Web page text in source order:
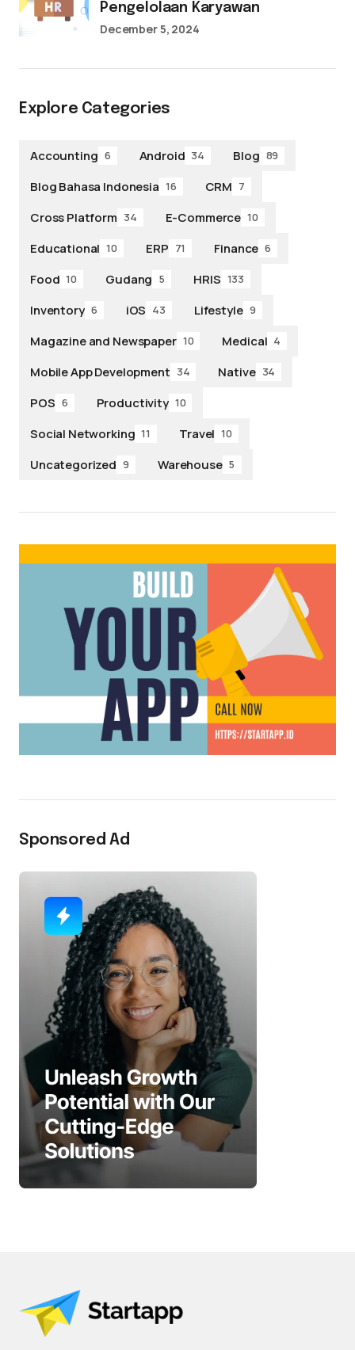
Pengelolaan Karyawan
December 5, 2024
Explore Categories
Accounting 6 Android 34 Blog 89
Blog Bahasa Indonesia 16 CRM 7
Cross Platform 34 E-Commerce 10
Educational 10 ERP 71 Finance 6
Food 10 Gudang 5 HRIS 133
Inventory 6 iOS 43 Lifestyle 9
Magazine and Newspaper 10 Medical 4
Mobile App Development 34 Native 34
POS 6 Productivity 10
Social Networking 11 Travel 10
Uncategorized 9 Warehouse 5
Sponsored Ad